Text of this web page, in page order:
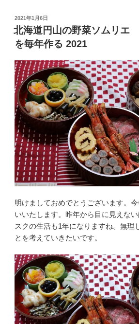
投
稿
日:
2021年1月6日
北海道円山の野菜ソムリエ
を毎年作る 2021
明けましておめでとうございます。
いいたします。昨年から目に見えな
スクの生活も1年になりますね。無理
とを考えていきたいです。